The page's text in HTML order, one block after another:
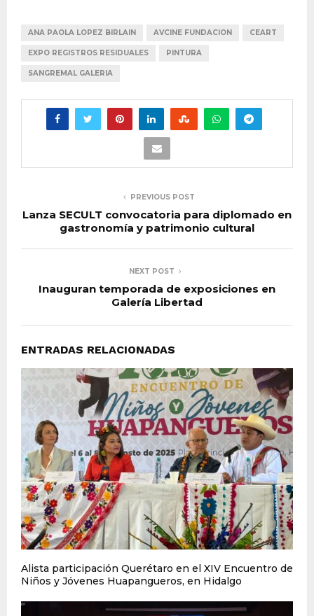
ANA PAOLA LOPEZ BIRLAIN AVCINE FUNDACION CEART
EXPO REGISTROS RESIDUALES PINTURA
SANGREMAL GALERIA
PREVIOUS POST
Lanza SECULT convocatoria para diplomado en
gastronomía y patrimonio cultural
NEXT POST
Inauguran temporada de exposiciones en
Galería Libertad
ENTRADAS RELACIONADAS
Alista participación Querétaro en el XIV Encuentro de
Niños y Jóvenes Huapangueros, en Hidalgo